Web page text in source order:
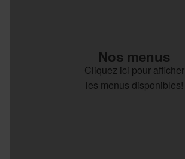
Nos menus
Cliquez ici pour afficher
les menus disponibles!